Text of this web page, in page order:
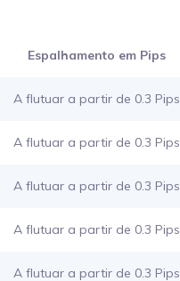
Espalhamento em Pips
A flutuar a partir de 0.3 Pips
A flutuar a partir de 0.3 Pips
A flutuar a partir de 0.3 Pips
A flutuar a partir de 0.3 Pips
A flutuar a partir de 0.3 Pips